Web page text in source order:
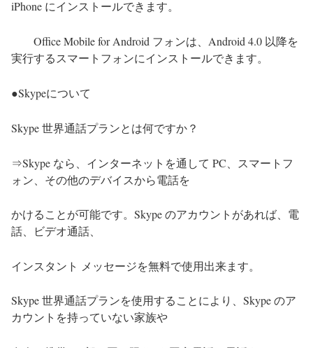
iPhone にインストールできます。
Office Mobile for Android フォンは、Android 4.0 以降を
実行するスマートフォンにインストールできます。
●Skypeについて
Skype 世界通話プランとは何ですか？
⇒Skype なら、インターネットを通して PC、スマートフ
ォン、その他のデバイスから電話を
かけることが可能です。Skype のアカウントがあれば、電
話、ビデオ通話、
インスタント メッセージを無料で使用出来ます。
Skype 世界通話プランを使用することにより、Skype のア
カウントを持っていない家族や